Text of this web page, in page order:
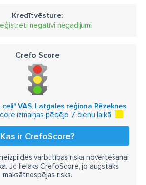
Kredītvēsture:
negatīvi negadījumi
Crefo Score
VAS, Latgales reģiona Rēzeknes
izmaiņas pēdējo 7 dienu laikā
Kas ir CrefoScore?
varbūtības riska novērtēšanai
Jo lielāks CrefoScore, jo augstāks
maksātnespējas risks.